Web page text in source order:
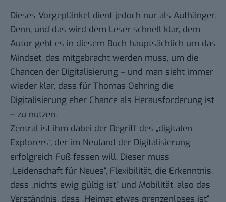
Dieses Vorgeplänkel dient jedoch nur als Aufhänger.
Denn, und das wird dem Leser schnell klar, dem
Autor geht es in diesem Buch hauptsächlich um das
Mindset, das mitgebracht werden muss, um die
Chancen der Digitalisierung – und man sieht immer
wieder klar, dass für Thomas Oehring die
Digitalisierung eher Chance als Herausforderung ist
– zu nutzen.
Zentral ist ihm dabei der Begriff des „digitalen
Explorers“, der im Neuland der Digitalisierung
erfolgreich Fuß fassen will. Dieser muss
„Leidenschaft für Neues“, Flexibilität, die Erkenntnis,
dass „nichts ewig gültig ist“ und Mobilität, also das
Verständnis, dass „Heimat etwas grenzenloses ist“